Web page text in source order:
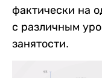
фактически на
с различным
занятости.